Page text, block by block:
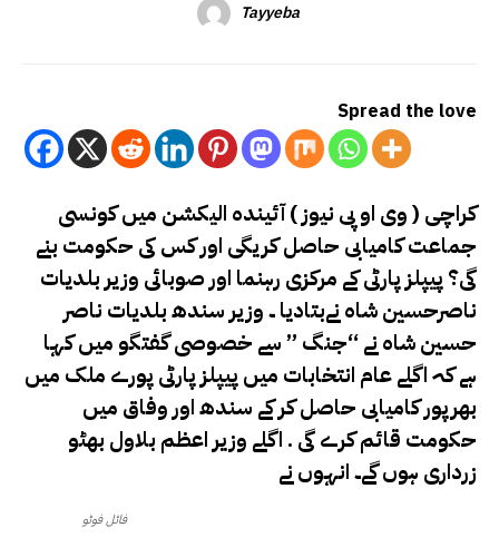
Tayyeba
Spread the love
کراچی ( وی او پی نیوز ) آئیندہ الیکشن میں کونسی
جماعت کامیابی حاصل کریگی اور کس کی حکومت بنے
گی؟ پیپلز پارٹی کے مرکزی رہنما اور صوبائی وزیر بلدیات
ناصرحسین شاہ نےبتادیا ۔ وزیر سندھ بلدیات ناصر
حسین شاہ نے “جنگ ” سے خصوصی گفتگو میں کہا
ہے کہاگلے عام انتخابات میں پیپلز پارٹی پورے ملک میں
بھرپور کامیابی حاصل کر کے سندھ اور وفاق میں
حکومت قائم کرے گی . اگلے وزیر اعظم بلاول بھٹو
زرداری ہوں گے۔ انہوں نے
فائل فوٹو